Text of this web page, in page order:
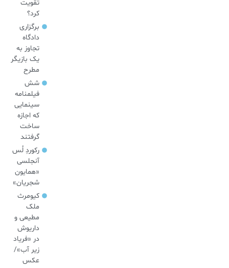
تقویت
کرد؟
برگزاری
دادگاه
تجاوز به
یک بازیگر
مطرح
شش
فیلمنامه
سینمایی
که اجازه
ساخت
گرفتند
رکوردِ لُس
آنجلسی
«همایون
شجریان»
کیومرث
ملک
مطیعی و
داریوش
در «فریاد
زیر آب»/
عکس